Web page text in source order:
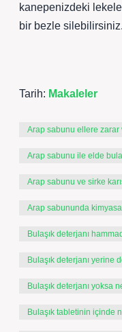
kanepenizdeki
bir bezle silebilirsiniz.
Tarih: Makaleler
Arap sabunu ellere zarar
Arap sabunu ile elde
Arap sabunu ve sirke
Arap sabununda
Bulaşık deterjanı
Bulaşık deterjanı yerine
Bulaşık deterjanı yoksa
Bulaşık tabletinin içinde